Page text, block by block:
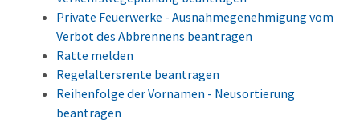
Private Feuerwerke - Ausnahmegenehmigung vom
Verbot des Abbrennens beantragen
Ratte melden
Regelaltersrente beantragen
Reihenfolge der Vornamen - Neusortierung
beantragen